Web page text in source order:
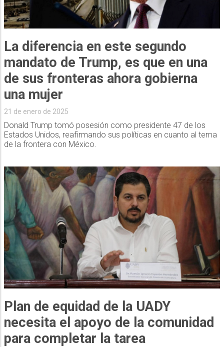
La diferencia en este segundo
mandato de Trump, es que en una
de sus fronteras ahora gobierna
una mujer
21 de enero de 2025
Donald Trump tomó posesión como presidente 47 de los
Estados Unidos, reafirmando sus políticas en cuanto al tema
de la frontera con México.
Plan de equidad de la UADY
necesita el apoyo de la comunidad
para completar la tarea